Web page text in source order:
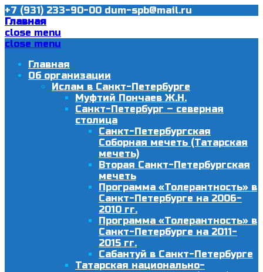
+7 (931) 233-90-00 dum-spb@mail.ru
Главная
close menu
close menu
Главная
Об организации
Ислам в Санкт-Петербурге
Муфтий Пончаев Ж.Н.
Санкт-Петербург – северная
столица
Санкт-Петербургская
Соборная мечеть (Татарская
мечеть)
Вторая Санкт-Петербургская
мечеть
Программа «Толерантность» в
Санкт-Петербурге на 2006-
2010 гг.
Программа «Толерантность» в
Санкт-Петербурге на 2011-
2015 гг.
Сабантуй в Санкт-Петербурге
Татарская национально-